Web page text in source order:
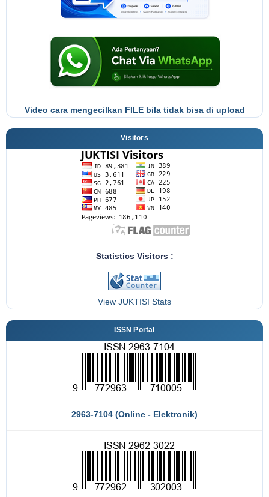
Video cara mengecilkan FILE bila tidak bisa di upload
Visitors
Statistics Visitors :
View JUKTISI Stats
ISSN Portal
2963-7104 (Online - Elektronik)